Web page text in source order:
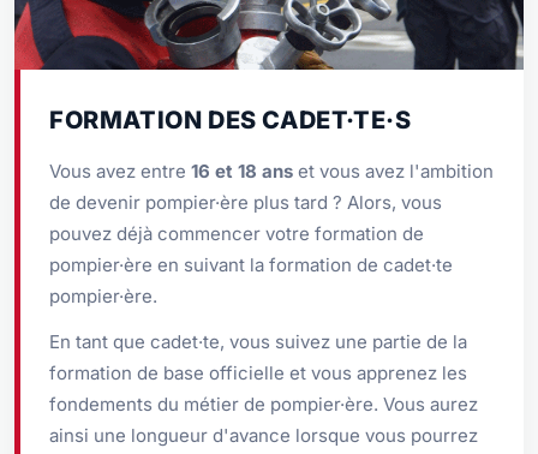
FORMATION DES CADET·TE·S
Vous avez entre 16 et 18 ans et vous avez l'ambition
de devenir pompier·ère plus tard ? Alors, vous
pouvez déjà commencer votre formation de
pompier·ère en suivant la formation de cadet·te
pompier·ère.
En tant que cadet·te, vous suivez une partie de la
formation de base officielle et vous apprenez les
fondements du métier de pompier·ère. Vous aurez
ainsi une longueur d'avance lorsque vous pourrez